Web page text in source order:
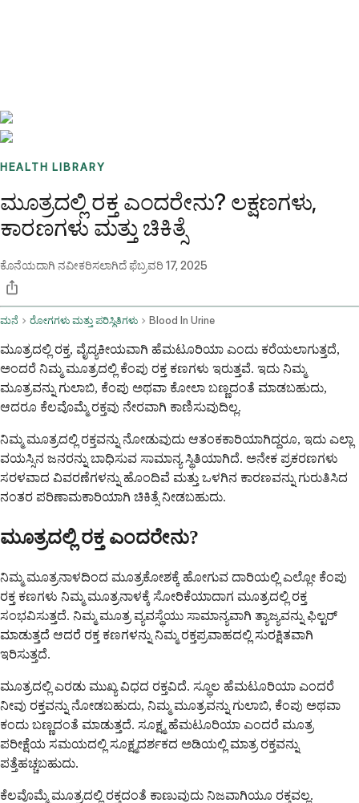
HEALTH LIBRARY
ಮೂತ್ರದಲ್ಲಿ ರಕ್ತ ಎಂದರೇನು? ಲಕ್ಷಣಗಳು,
ಕಾರಣಗಳು ಮತ್ತು ಚಿಕಿತ್ಸೆ
ಕೊನೆಯದಾಗಿ ನವೀಕರಿಸಲಾಗಿದೆಫೆಬ್ರವರಿ 17, 2025
ಮನೆ ರೋಗಗಳು ಮತ್ತು ಪರಿಸ್ಥಿತಿಗಳು Blood In Urine
ಮೂತ್ರದಲ್ಲಿ ರಕ್ತ, ವೈದ್ಯಕೀಯವಾಗಿ ಹೆಮಟೂರಿಯಾ ಎಂದು ಕರೆಯಲಾಗುತ್ತದೆ,
ಅಂದರೆ ನಿಮ್ಮ ಮೂತ್ರದಲ್ಲಿ ಕೆಂಪು ರಕ್ತ ಕಣಗಳು ಇರುತ್ತವೆ. ಇದು ನಿಮ್ಮ
ಮೂತ್ರವನ್ನು ಗುಲಾಬಿ, ಕೆಂಪು ಅಥವಾ ಕೋಲಾ ಬಣ್ಣದಂತೆ ಮಾಡಬಹುದು,
ಆದರೂ ಕೆಲವೊಮ್ಮೆ ರಕ್ತವು ನೇರವಾಗಿ ಕಾಣಿಸುವುದಿಲ್ಲ.
ನಿಮ್ಮ ಮೂತ್ರದಲ್ಲಿ ರಕ್ತವನ್ನು ನೋಡುವುದು ಆತಂಕಕಾರಿಯಾಗಿದ್ದರೂ, ಇದು ಎಲ್ಲಾ
ವಯಸ್ಸಿನ ಜನರನ್ನು ಬಾಧಿಸುವ ಸಾಮಾನ್ಯ ಸ್ಥಿತಿಯಾಗಿದೆ. ಅನೇಕ ಪ್ರಕರಣಗಳು
ಸರಳವಾದ ವಿವರಣೆಗಳನ್ನು ಹೊಂದಿವೆ ಮತ್ತು ಒಳಗಿನ ಕಾರಣವನ್ನು ಗುರುತಿಸಿದ
ನಂತರ ಪರಿಣಾಮಕಾರಿಯಾಗಿ ಚಿಕಿತ್ಸೆ ನೀಡಬಹುದು.
ಮೂತ್ರದಲ್ಲಿ ರಕ್ತ ಎಂದರೇನು?
ನಿಮ್ಮ ಮೂತ್ರನಾಳದಿಂದ ಮೂತ್ರಕೋಶಕ್ಕೆ ಹೋಗುವ ದಾರಿಯಲ್ಲಿ ಎಲ್ಲೋ ಕೆಂಪು
ರಕ್ತ ಕಣಗಳು ನಿಮ್ಮ ಮೂತ್ರನಾಳಕ್ಕೆ ಸೋರಿಕೆಯಾದಾಗ ಮೂತ್ರದಲ್ಲಿ ರಕ್ತ
ಸಂಭವಿಸುತ್ತದೆ. ನಿಮ್ಮ ಮೂತ್ರ ವ್ಯವಸ್ಥೆಯು ಸಾಮಾನ್ಯವಾಗಿ ತ್ಯಾಜ್ಯವನ್ನು ಫಿಲ್ಟರ್
ಮಾಡುತ್ತದೆ ಆದರೆ ರಕ್ತ ಕಣಗಳನ್ನು ನಿಮ್ಮ ರಕ್ತಪ್ರವಾಹದಲ್ಲಿ ಸುರಕ್ಷಿತವಾಗಿ
ಇರಿಸುತ್ತದೆ.
ಮೂತ್ರದಲ್ಲಿ ಎರಡು ಮುಖ್ಯ ವಿಧದ ರಕ್ತವಿದೆ. ಸ್ಥೂಲ ಹೆಮಟೂರಿಯಾ ಎಂದರೆ
ನೀವು ರಕ್ತವನ್ನು ನೋಡಬಹುದು, ನಿಮ್ಮ ಮೂತ್ರವನ್ನು ಗುಲಾಬಿ, ಕೆಂಪು ಅಥವಾ
ಕಂದು ಬಣ್ಣದಂತೆ ಮಾಡುತ್ತದೆ. ಸೂಕ್ಷ್ಮ ಹೆಮಟೂರಿಯಾ ಎಂದರೆ ಮೂತ್ರ
ಪರೀಕ್ಷೆಯ ಸಮಯದಲ್ಲಿ ಸೂಕ್ಷ್ಮದರ್ಶಕದ ಅಡಿಯಲ್ಲಿ ಮಾತ್ರ ರಕ್ತವನ್ನು
ಪತ್ತೆಹಚ್ಚಬಹುದು.
ಕೆಲವೊಮ್ಮೆ ಮೂತ್ರದಲ್ಲಿ ರಕ್ತದಂತೆ ಕಾಣುವುದು ನಿಜವಾಗಿಯೂ ರಕ್ತವಲ್ಲ.